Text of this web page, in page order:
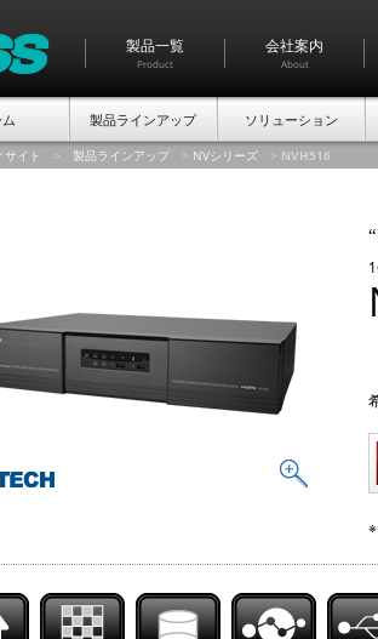
製品一覧
Product
会社案内
About
製品ラインアップ ソリューション
サイト > 製品ラインアップ > NVシリーズ > NVH516
“